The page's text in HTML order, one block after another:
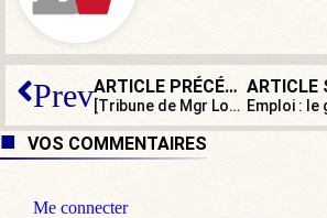
Prev ARTICLE PRÉCÉDENT
[Tribune de Mgr Louis de Bourbon, duc d’Anjou] Relire
VOS COMMENTAIRES
Me connecter